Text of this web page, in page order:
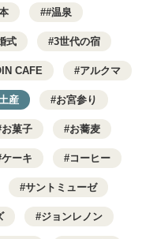
#温泉
式 3世代の宿
CAFE アルクマ
産 お宮参り
お菓子 お蕎麦
ケーキ コーヒー
サントミューゼ
ジョンレノン